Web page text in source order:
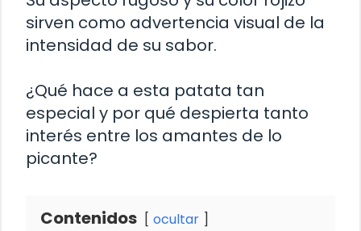
sirven como advertencia visual de la
intensidad de su sabor.
¿Qué hace a esta patata tan
especial y por qué despierta tanto
interés entre los amantes de lo
picante?
Contenidos ocultar